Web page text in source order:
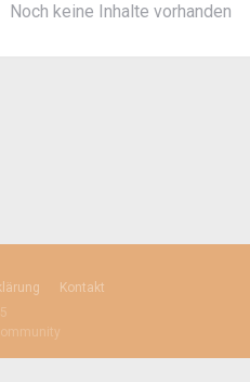
Noch keine Inhalte vorhanden
Kontakt